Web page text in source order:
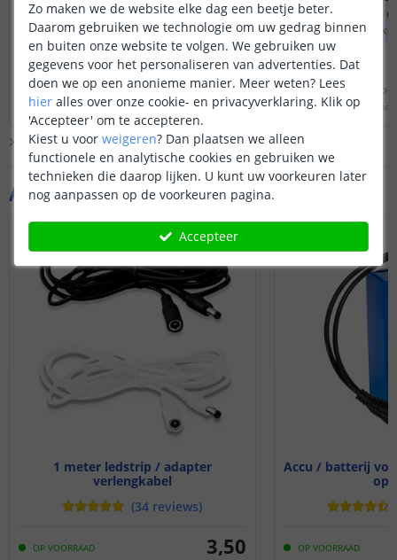
Aanvullende producten
1 meter ledstrip / adapter
verlengkabel
(34 reviews)
OP VOORRAAD 3,50
Accu / batterij
OP VOORRAAD
Bij onze warm witte complete sets zit
standaard een snoerschakelaar
meegeleverd. Hiermee kunt u de
verlichting aan/uit zetten door middel
van een drukknop. Indien u een
afstandsbediening wilt kunt u deze aan
de rechterkant op de productpagina
selecteren bij de bedieningen.
Bekijk heleantwoord
Door Levi op zondag 5 januari 2025
90 graden maken
hoek
Bekijkhele
Door Danielle op
Bekijk alle Vraag & antwoord
Zo maken we de website elke dag een beetje beter.
Daarom gebruiken we technologie om uw gedrag binnen
en buiten onze website te volgen. We gebruiken uw
gegevens voor het personaliseren van advertenties. Dat
doen we op een anonieme manier. Meer weten? Lees
hier alles over onze cookie- en privacyverklaring. Klik op
'Accepteer' om te accepteren.
Kiest u voor weigeren? Dan plaatsen we alleen
functionele en analytische cookies en gebruiken we
technieken die daarop lijken. U kunt uw voorkeuren later
nog aanpassen op de voorkeuren pagina.
Accepteer